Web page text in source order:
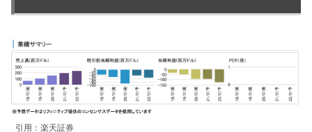
引用：楽天証券